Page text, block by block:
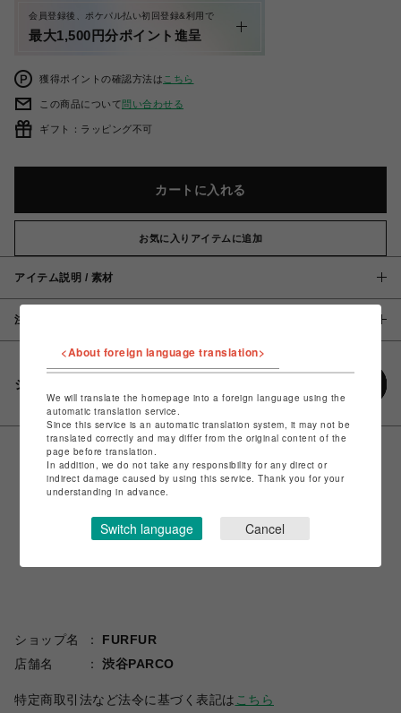
会員登録後、ポケパル払い初回登録&利用で
最大1,500円分ポイント進呈
獲得ポイントの確認方法は こちら
この商品について問い合わせる
ギフト：ラッピング不可
カートに入れる
お気に入りアイテムに追加
アイテム説明 / 素材
注意事項
シェアする
ショップ名
FURFUR
店舗名
渋谷PARCO
特定商取引法など法令に基づく表記は こちら
<About foreign language translation>
We will translate the homepage into a foreign language using the
automatic translation service.
Since this service is an automatic translation system, it may not be
translated correctly and may differ from the original content of the
page before translation.
In addition, we do not take any responsibility for any direct or
indirect damage caused by using this service. Thank you for your
understanding in advance.
Switch language Cancel